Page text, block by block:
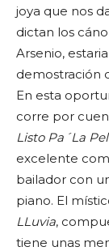
joya que nos
dictan los
Arsenio,
demostración
En esta
corre por
Listo Pa´La
excelente
bailador con
piano. El
LLuvia,
tiene unas